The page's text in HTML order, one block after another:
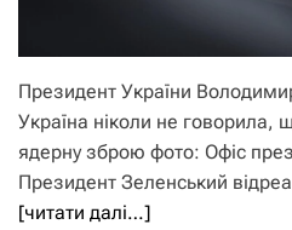
Президент України
Україна ніколи не говорила,
ядерну зброю фото: Офіс
Президент Зеленський
[читати далі…]